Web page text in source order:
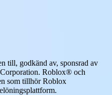
till, godkänd av, sponsrad av
Roblox® och
som tillhör Roblox